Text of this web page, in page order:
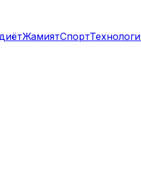
ЖамиятСпортТехнология